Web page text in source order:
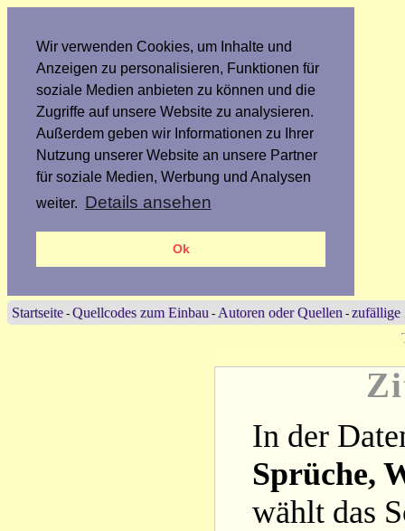
Wir verwenden Cookies, um Inhalte und
Anzeigen zu personalisieren, Funktionen für
soziale Medien anbieten zu können und die
Zugriffe auf unsere Website zu analysieren.
Außerdem geben wir Informationen zu Ihrer
Nutzung unserer Website an unsere Partner
für soziale Medien, Werbung und Analysen
weiter. Details ansehen
Ok
Startseite - Quellcodes zum Einbau - Autoren oder Quellen - zufällige
In der
Sprüche,
wählt das